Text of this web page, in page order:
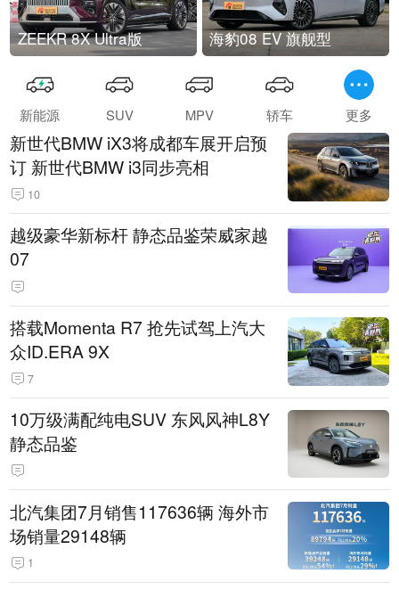
ZEEKR 8X Ultra版 海豹08 EV 旗舰型
新能源 SUV MPV 轿车 更多
新世代BMW iX3将成都车展开启预
订 新世代BMW i3同步亮相
10
越级豪华新标杆 静态品鉴荣威家越
07
搭载Momenta R7 抢先试驾上汽大
众ID.ERA 9X
7
10万级满配纯电SUV 东风风神L8Y
静态品鉴
北汽集团7月销售117636辆 海外市
场销量29148辆
1